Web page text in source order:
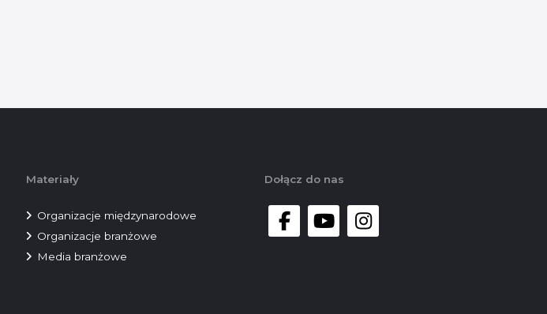
Materiały
Organizacje międzynarodowe
Organizacje branżowe
Media branżowe
Dołącz do nas
facebookyoutube instagram